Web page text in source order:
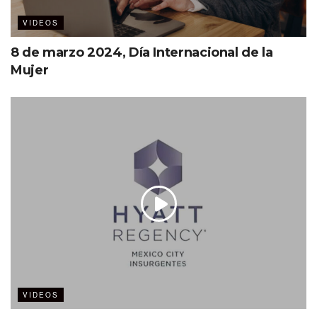
VIDEOS
8 de marzo 2024, Día Internacional de la
Mujer
VIDEOS